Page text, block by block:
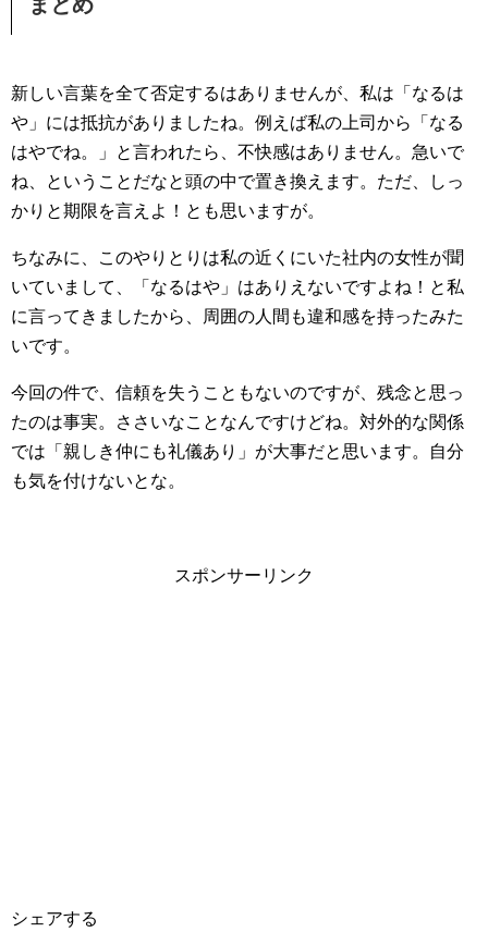
新しい言葉を全て否定するはありませんが、私は「なるは
や」には抵抗がありましたね。例えば私の上司から「なる
はやでね。」と言われたら、不快感はありません。急いで
ね、ということだなと頭の中で置き換えます。ただ、しっ
かりと期限を言えよ！とも思いますが。
ちなみに、このやりとりは私の近くにいた社内の女性が聞
いていまして、「なるはや」はありえないですよね！と私
に言ってきましたから、周囲の人間も違和感を持ったみた
いです。
今回の件で、信頼を失うこともないのですが、残念と思っ
たのは事実。ささいなことなんですけどね。対外的な関係
では「親しき仲にも礼儀あり」が大事だと思います。自分
も気を付けないとな。
スポンサーリンク
シェアする